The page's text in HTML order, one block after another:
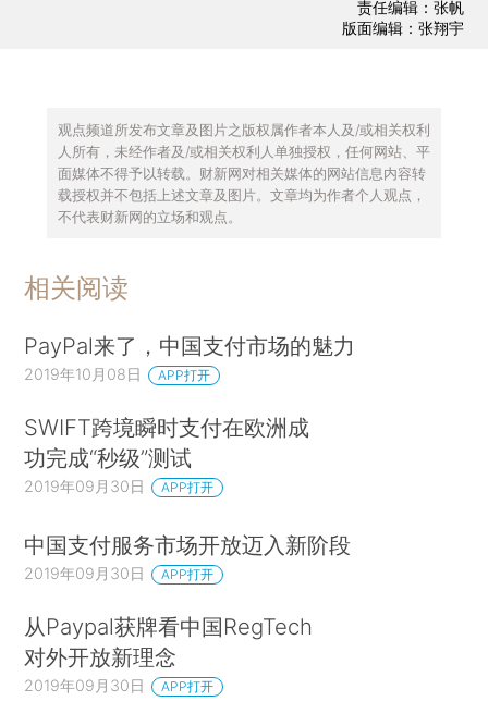
责任编辑：张帆
版面编辑：张翔宇
观点频道所发布文章及图片之版权属作者本人及/或相关权利
人所有，未经作者及/或相关权利人单独授权，任何网站、平
面媒体不得予以转载。财新网对相关媒体的网站信息内容转
载授权并不包括上述文章及图片。文章均为作者个人观点，
不代表财新网的立场和观点。
相关阅读
PayPal来了，中国支付市场的魅力
2019年10月08日 APP打开
SWIFT跨境瞬时支付在欧洲成
功完成“秒级”测试
2019年09月30日 APP打开
中国支付服务市场开放迈入新阶段
2019年09月30日 APP打开
从Paypal获牌看中国RegTech
对外开放新理念
2019年09月30日 APP打开